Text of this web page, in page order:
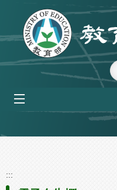
跳到主要內容區塊
:::